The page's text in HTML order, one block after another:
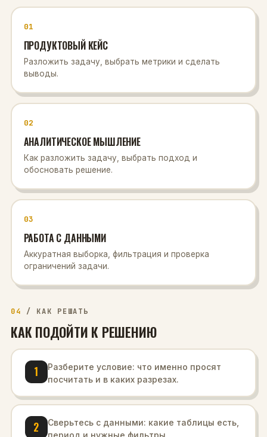
01
ПРОДУКТОВЫЙ КЕЙС
Разложить задачу, выбрать метрики и сделать
выводы.
02
АНАЛИТИЧЕСКОЕ МЫШЛЕНИЕ
Как разложить задачу, выбрать подход и
обосновать решение.
03
РАБОТА С ДАННЫМИ
Аккуратная выборка, фильтрация и проверка
ограничений задачи.
04 / КАК РЕШАТЬ
КАК ПОДОЙТИ К РЕШЕНИЮ
1
Разберите условие: что именно просят
посчитать и в каких разрезах.
2
Сверьтесь с данными: какие таблицы есть,
период и нужные фильтры.